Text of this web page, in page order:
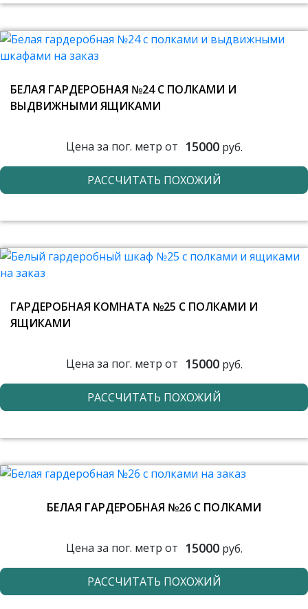
БЕЛАЯ ГАРДЕРОБНАЯ №24 С ПОЛКАМИ И
ВЫДВИЖНЫМИ ЯЩИКАМИ
Цена за пог. метр от 15000руб.
РАССЧИТАТЬ ПОХОЖИЙ
ГАРДЕРОБНАЯ КОМНАТА №25 С ПОЛКАМИ И
ЯЩИКАМИ
Цена за пог. метр от 15000руб.
РАССЧИТАТЬ ПОХОЖИЙ
БЕЛАЯ ГАРДЕРОБНАЯ №26 С ПОЛКАМИ
Цена за пог. метр от 15000руб.
РАССЧИТАТЬ ПОХОЖИЙ